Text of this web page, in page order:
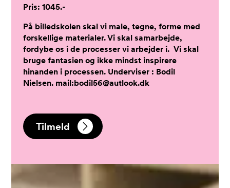
Pris: 1045.-
På billedskolen skal vi male, tegne, forme med
forskellige materialer. Vi skal samarbejde,
fordybe os i de processer vi arbejder i. Vi skal
bruge fantasien og ikke mindst inspirere
hinanden i processen. Underviser : Bodil
Nielsen. mail:bodil56@autlook.dk
Tilmeld